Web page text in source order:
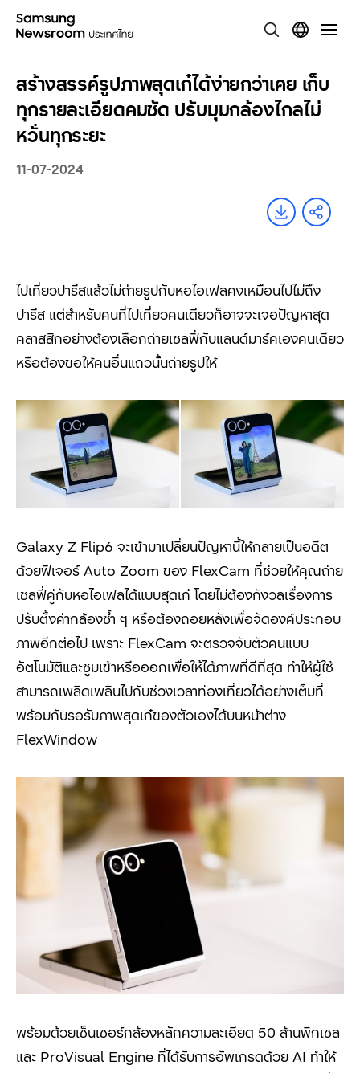
สร้างสรรค์รูปภาพสุดเก๋ได้ง่ายกว่าเคย เก็บ
ทุกรายละเอียดคมชัด ปรับมุมกล้องไกลไม่
หวั่นทุกระยะ
11-07-2024
ไปเที่ยวปารีสแล้วไม่ถ่ายรูปกับหอไอเฟลคงเหมือนไปไม่ถึง
ปารีส แต่สำหรับคนที่ไปเที่ยวคนเดียวก็อาจจะเจอปัญหาสุด
คลาสสิกอย่างต้องเลือกถ่ายเซลฟี่กับแลนด์มาร์คเองคนเดียว
หรือต้องขอให้คนอื่นแถวนั้นถ่ายรูปให้
Galaxy Z Flip6 จะเข้ามาเปลี่ยนปัญหานี้ให้กลายเป็นอดีต
ด้วยฟีเจอร์Auto Zoom ของ FlexCam ที่ช่วยให้คุณถ่าย
เซลฟี่คู่กับหอไอเฟลได้แบบสุดเก๋ โดยไม่ต้องกังวลเรื่องการ
ปรับตั้งค่ากล้องซ้ำ ๆ หรือต้องถอยหลังเพื่อจัดองค์ประกอบ
ภาพอีกต่อไป เพราะ FlexCam จะตรวจจับตัวคนแบบ
อัตโนมัติและซูมเข้าหรือออกเพื่อให้ได้ภาพที่ดีที่สุด ทำให้ผู้ใช้
สามารถเพลิดเพลินไปกับช่วงเวลาท่องเที่ยวได้อย่างเต็มที่
พร้อมกับรอรับภาพสุดเก๋ของตัวเองได้บนหน้าต่าง
FlexWindow
พร้อมด้วยเซ็นเซอร์กล้องหลักความละเอียด 50 ล้านพิกเซล
และ ProVisual Engine ที่ได้รับการอัพเกรดด้วย AI ทำให้